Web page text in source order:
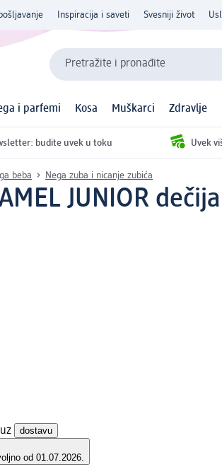
Inspiracija i saveti Svesniji život
Pretražite i pronađite
i parfemi Kosa Muškarci Zdravlje
budite uvek u toku Uvek
beba Nega zuba i nicanje zubića
JUNIOR
dostavu
od 01.07.2026.